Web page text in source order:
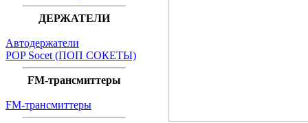
ДЕРЖАТЕЛИ
Автодержатели
POP Socet (ПОП СОКЕТЫ)
FM-трансмиттеры
FM-трансмиттеры